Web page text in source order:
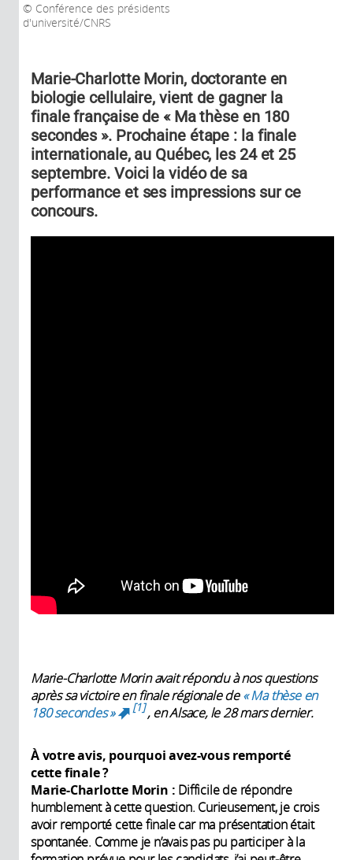
Conférence des présidents
d'université/CNRS
Marie-Charlotte Morin, doctorante en
biologie cellulaire, vient de gagner la
finale française de « Ma thèse en 180
secondes ». Prochaine étape : la finale
internationale, au Québec, les 24 et 25
septembre. Voici la vidéo de sa
performance et ses impressions sur ce
concours.
Marie-Charlotte Morin avait répondu à nos questions
après sa victoire en finale régionale de« Ma thèse en
180 secondes »
(link is external)
1 , en Alsace, le 28 mars dernier.
À votre avis, pourquoi avez-vous remporté
cette finale?
Marie-Charlotte Morin : Difficile de répondre
humblement à cette question. Curieusement, je crois
avoir remporté cette finale car ma présentation était
spontanée. Comme je n’avais pas pu participer à la